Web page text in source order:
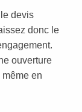
devis
donc le
ouverture
en